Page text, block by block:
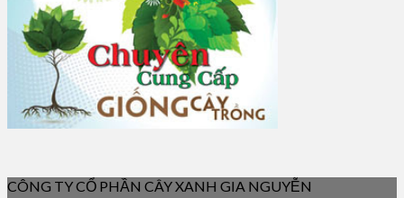
CÔNG TY CỔ PHẦN CÂY XANH GIA NGUYỄN